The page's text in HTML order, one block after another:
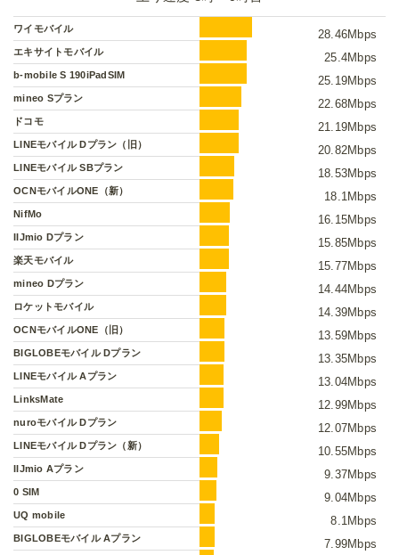
ワイモバイル 28.46Mbps
エキサイトモバイル 25.4Mbps
b-mobile S 190iPadSIM 25.19Mbps
mineo Sプラン 22.68Mbps
ドコモ 21.19Mbps
LINEモバイル Dプラン（旧） 20.82Mbps
LINEモバイル SBプラン 18.53Mbps
OCNモバイルONE（新） 18.1Mbps
NifMo 16.15Mbps
IIJmio Dプラン 15.85Mbps
楽天モバイル 15.77Mbps
mineo Dプラン 14.44Mbps
ロケットモバイル 14.39Mbps
OCNモバイルONE（旧） 13.59Mbps
BIGLOBEモバイル Dプラン 13.35Mbps
LINEモバイル Aプラン 13.04Mbps
LinksMate 12.99Mbps
nuroモバイル Dプラン 12.07Mbps
LINEモバイル Dプラン（新） 10.55Mbps
IIJmio Aプラン 9.37Mbps
0 SIM 9.04Mbps
UQ mobile 8.1Mbps
BIGLOBEモバイル Aプラン 7.99Mbps